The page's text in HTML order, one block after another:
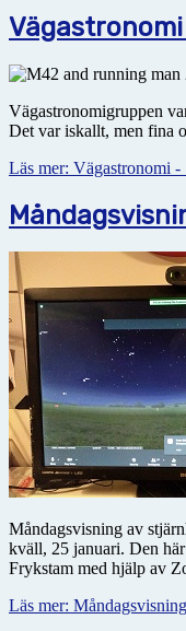
Vägastronomigruppen
Det var iskallt, men fina
Läs mer: Vägastronomi -
Måndagsvisning av
kväll, 25 januari. Den
Frykstam med hjälp av
Läs mer: